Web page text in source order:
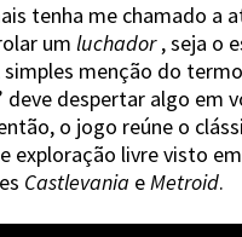
tenha me chamado a
umluchador, seja o
simples menção do termo
deve despertar algo em
o jogo reúne o
exploração livre visto
Castlevania eMetroid.